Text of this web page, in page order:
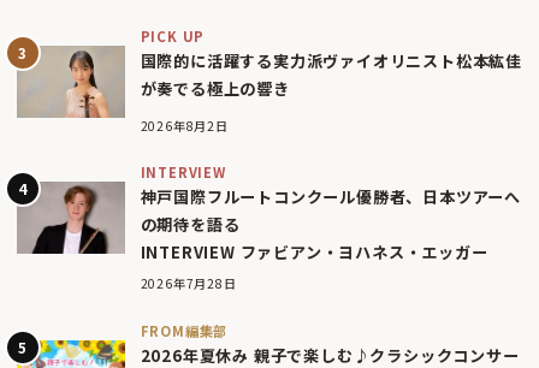
PICK UP
国際的に活躍する実力派ヴァイオリニスト松本紘佳
が奏でる極上の響き
2026年8月2日
INTERVIEW
神戸国際フルートコンクール優勝者、日本ツアーへ
の期待を語る
INTERVIEW ファビアン・ヨハネス・エッガー
2026年7月28日
FROM編集部
2026年夏休み 親子で楽しむ♪クラシックコンサー